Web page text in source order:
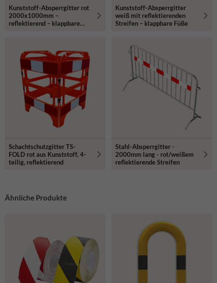
Kunststoff-Absperrgitter rot
2000x1000mm –
reflektierend – klappbare
Kunststoff-Absperrgitter
weiß mit reflektierenden
Streifen – klappbare Füße
Schachtschutzgitter TS-
FOLD rot aus Kunststoff, 4-
teilig, reflektierend
Stahl-Absperrgitter -
2000mm lang - rot/weißem
reflektierende Streifen
Ähnliche Produkte